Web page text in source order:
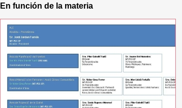
En función de la materia